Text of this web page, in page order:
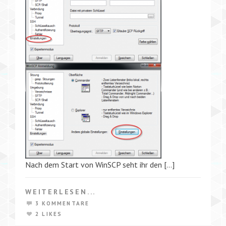
Nach dem Start von WinSCP seht ihr den […]
WEITERLESEN...
3 KOMMENTARE
2 LIKES